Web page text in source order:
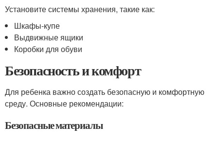
Установите системы хранения, такие как:
Шкафы-купе
Выдвижные ящики
Коробки для обуви
Безопасность и комфорт
Для ребенка важно создать безопасную и комфортную
среду. Основные рекомендации:
Безопасные материалы